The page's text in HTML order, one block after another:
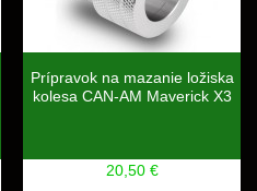
Prípravok na mazanie ložiska
kolesa CAN-AM Maverick X3
20,50 €